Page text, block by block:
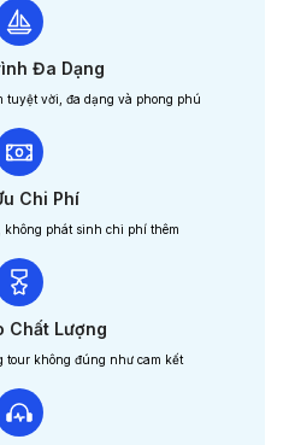
Đa Dạng
tuyệt vời, đa dạng và phong phú
Chi Phí
không phát sinh chi phí thêm
Chất Lượng
tour không đúng như cam kết